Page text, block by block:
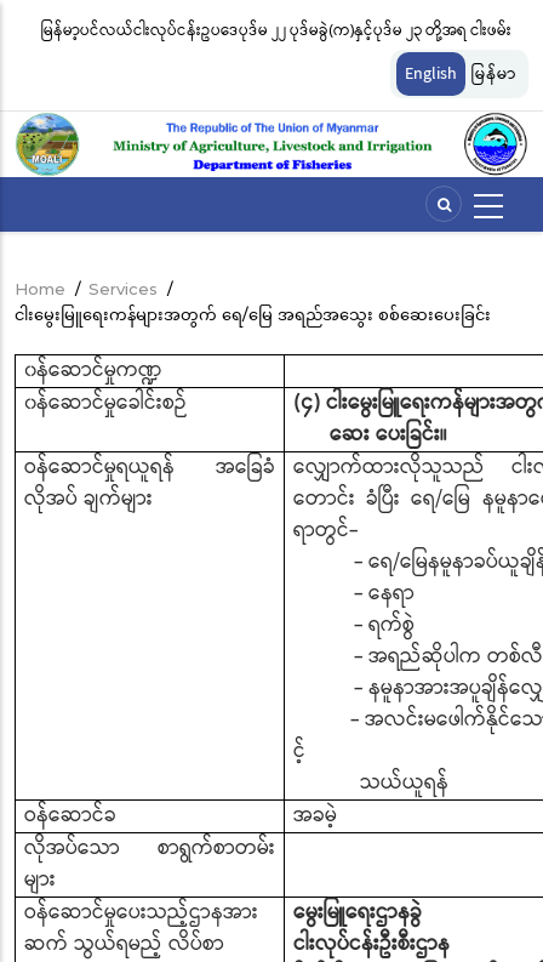
မြန်မာ့ပင်လယ်ငါးလုပ်ငန်းဥပဒေပုဒ်မ ၂၂ ပုဒ်မခွဲ(က)နှင့်ပုဒ်မ ၂၃ တို့အရ ငါးဖမ်း
ကိရိယာအမျိုးအစားအလိုက် လိုင်စင်ခနှုန်းထားများကို အောက်ပါအတိုင်း
English မြန်မာ
Breadcrumb
Home / Services /
ငါးမွေးမြူရေးကန်များအတွက် ရေ/မြေ အရည်အသွေး စစ်ဆေးပေးခြင်း
၀န်ဆောင်မှုကဏ္ဍ
၀န်ဆောင်မှုခေါင်းစဉ်
(၄) ငါးမွေးမြူရေးကန်မျာ
ဆေး ပေးခြင်း။
ဝန်ဆောင်မှုရယူရန် အခြေခံ
လိုအပ် ချက်များ
လျှောက်ထားလိုသူသည် ငါးလု
တောင်း ခံပြီး ရေ/မြေ နမူန
ရာတွင်-
- ရေ/မြေနမူနာခပ်ယူချိ
- နေရာ
- ရက်စွဲ
- အရည်ဆိုပါက တစ်လီ
- နမူနာအားအပူချိန်လျှ
- အလင်းမဖေါက်နိုင်သေ
င့်
သယ်ယူရန်
ဝန်ဆောင်ခ
အခမဲ့
လိုအပ်သော စာရွက်စာတမ်း
များ
ဝန်ဆောင်မှုပေးသည့်ဌာနအား
ဆက် သွယ်ရမည့် လိပ်စာ
မွေးမြူရေးဌာနခွဲ
ငါးလုပ်ငန်းဦးစီးဌာန